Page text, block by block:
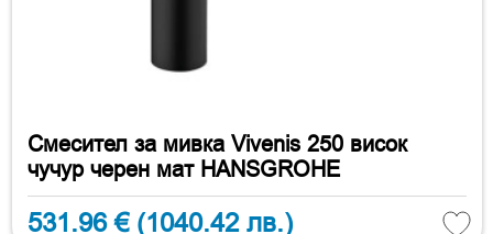
Смесител за мивка Vivenis 250 висок
чучур черен мат HANSGROHE
531.96 € (1040.42 лв.)